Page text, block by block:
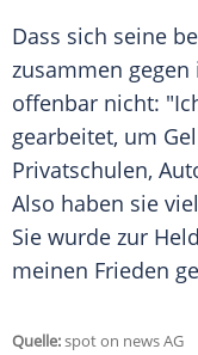
Dass sich seine
zusammen
offenbar nicht:
gearbeitet, um
Privatschulen,
Also haben sie
Sie wurde zur
meinen Frieden
Quelle:spot on news AG